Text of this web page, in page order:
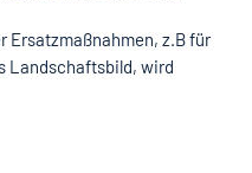
Ersatzmaßnahmen, z.B für
Landschaftsbild, wird